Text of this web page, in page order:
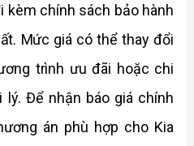
chính sách bảo hành
Mức giá có thể thay đổi
trình ưu đãi hoặc chi
Để nhận báo giá chính
án phù hợp cho Kia